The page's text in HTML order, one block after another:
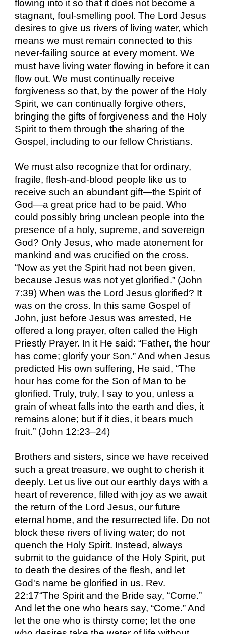
flowing into it so that it does not become a
stagnant, foul-smelling pool. The Lord Jesus
desires to give us rivers of living water, which
means we must remain connected to this
never-failing source at every moment. We
must have living water flowing in before it can
flow out. We must continually receive
forgiveness so that, by the power of the Holy
Spirit, we can continually forgive others,
bringing the gifts of forgiveness and the Holy
Spirit to them through the sharing of the
Gospel, including to our fellow Christians.
We must also recognize that for ordinary,
fragile, flesh-and-blood people like us to
receive such an abundant gift—the Spirit of
God—a great price had to be paid. Who
could possibly bring unclean people into the
presence of a holy, supreme, and sovereign
God? Only Jesus, who made atonement for
mankind and was crucified on the cross.
“Now as yet the Spirit had not been given,
because Jesus was not yet glorified.” (John
7:39) When was the Lord Jesus glorified? It
was on the cross. In this same Gospel of
John, just before Jesus was arrested, He
offered a long prayer, often called the High
Priestly Prayer. In it He said: “Father, the hour
has come; glorify your Son.” And when Jesus
predicted His own suffering, He said, “The
hour has come for the Son of Man to be
glorified. Truly, truly, I say to you, unless a
grain of wheat falls into the earth and dies, it
remains alone; but if it dies, it bears much
fruit.” (John 12:23–24)
Brothers and sisters, since we have received
such a great treasure, we ought to cherish it
deeply. Let us live out our earthly days with a
heart of reverence, filled with joy as we await
the return of the Lord Jesus, our future
eternal home, and the resurrected life. Do not
block these rivers of living water; do not
quench the Holy Spirit. Instead, always
submit to the guidance of the Holy Spirit, put
to death the desires of the flesh, and let
God's name be glorified in us. Rev.
22:17“The Spirit and the Bride say, “Come.”
And let the one who hears say, “Come.” And
let the one who is thirsty come; let the one